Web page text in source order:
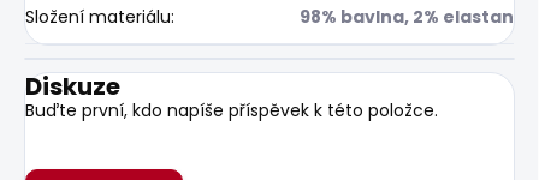
Složení materiálu: 98% bavlna, 2% elastan
Diskuze
Buďte první, kdo napíše příspěvek k této položce.